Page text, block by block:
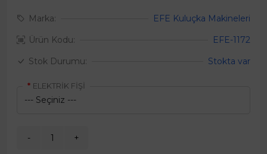
Marka:
EFE Kuluçka Makineleri
Ürün Kodu:
EFE-1172
Stok Durumu:
Stokta var
ELEKTRİK FİŞİ